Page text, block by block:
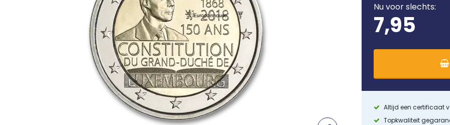
Nu voor slechts:
7,95
Altijd een certificaat
Topkwaliteit